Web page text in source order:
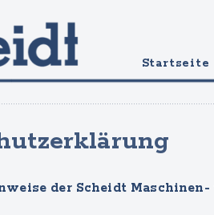
Startseite
der Scheidt Maschinen-